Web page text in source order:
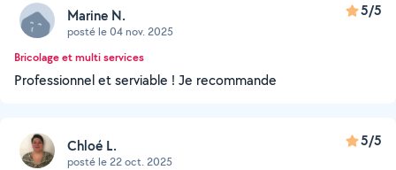
Marine N.
posté le 04 nov. 2025
5/5
Bricolage et multi services
Professionnel et serviable ! Je recommande
Chloé L.
posté le 22 oct. 2025
5/5